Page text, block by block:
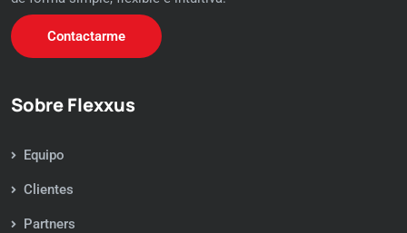
Contactarme
Sobre Flexxus
Equipo
Clientes
Partners